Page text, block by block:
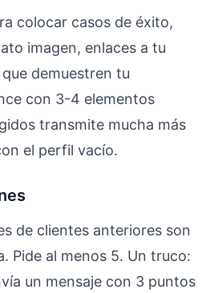
colocar casos de éxito,
imagen, enlaces a tu
demuestren tu
con 3-4 elementos
transmite mucha más
el perfil vacío.
de clientes anteriores son
Pide al menos 5. Un truco:
un mensaje con 3 puntos